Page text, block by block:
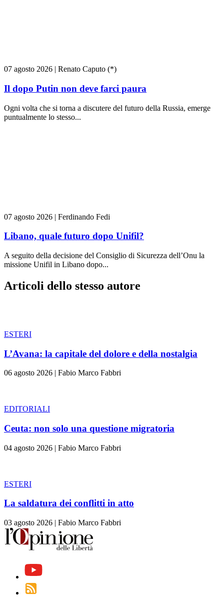
07 agosto 2026 | Renato Caputo (*)
Il dopo Putin non deve farci paura
Ogni volta che si torna a discutere del futuro della Russia, emerge
puntualmente lo stesso...
07 agosto 2026 | Ferdinando Fedi
Libano, quale futuro dopo Unifil?
A seguito della decisione del Consiglio di Sicurezza dell’Onu la
missione Unifil in Libano dopo...
Articoli dello stesso autore
ESTERI
L’Avana: la capitale del dolore e della nostalgia
06 agosto 2026 | Fabio Marco Fabbri
EDITORIALI
Ceuta: non solo una questione migratoria
04 agosto 2026 | Fabio Marco Fabbri
ESTERI
La saldatura dei conflitti in atto
03 agosto 2026 | Fabio Marco Fabbri